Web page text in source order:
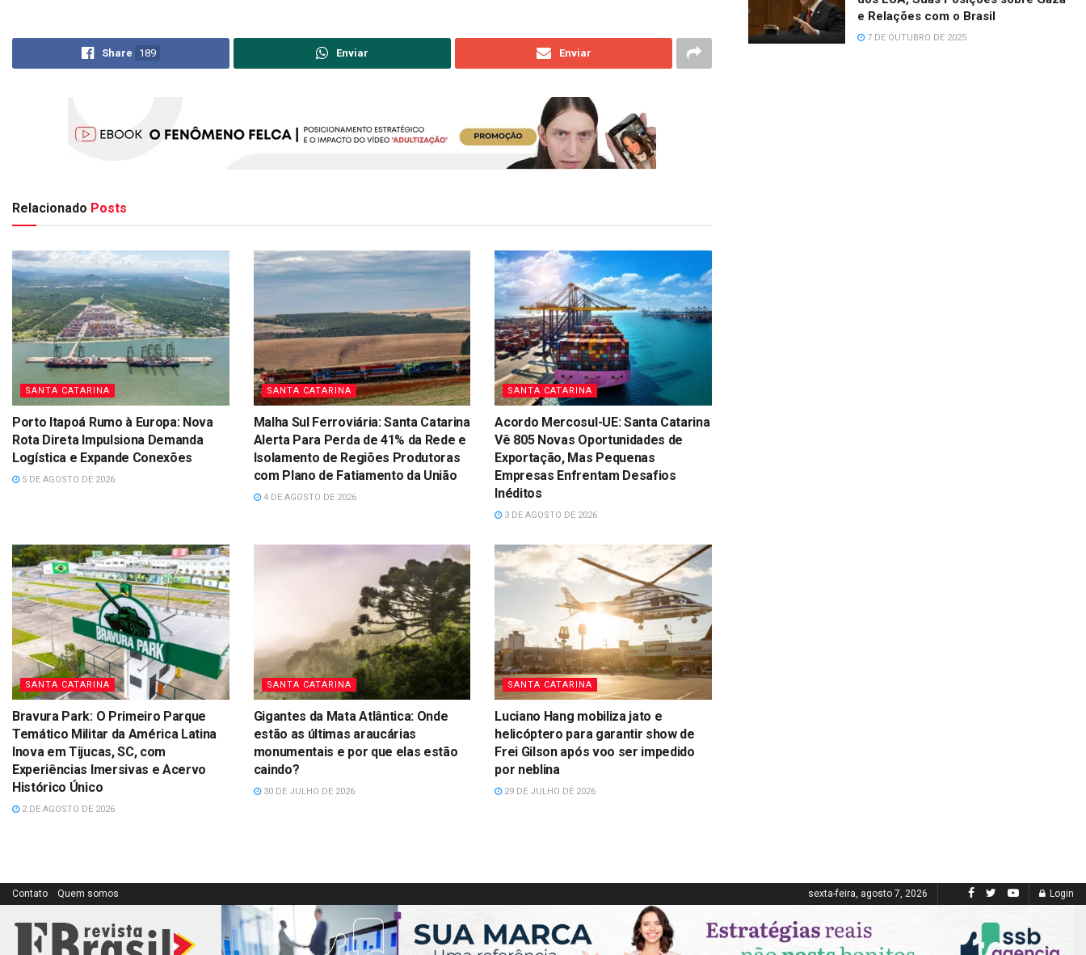
Share 189 Enviar Enviar
Relacionado Posts
SANTA CATARINA
Porto Itapoá Rumo à Europa: Nova
Rota Direta Impulsiona Demanda
Logística e Expande Conexões
5 DE AGOSTO DE 2026
SANTA CATARINA
Malha Sul Ferroviária: Santa Catarina
Alerta Para Perda de 41% da Rede e
Isolamento de Regiões Produtoras
com Plano de Fatiamento da União
4 DE AGOSTO DE 2026
SANTA CATARINA
Acordo Mercosul-UE: Santa Catarina
Vê 805 Novas Oportunidades de
Exportação, Mas Pequenas
Empresas Enfrentam Desafios
Inéditos
3 DE AGOSTO DE 2026
SANTA CATARINA
Bravura Park: O Primeiro Parque
Temático Militar da América Latina
Inova em Tijucas, SC, com
Experiências Imersivas e Acervo
Histórico Único
2 DE AGOSTO DE 2026
SANTA CATARINA
Gigantes da Mata Atlântica: Onde
estão as últimas araucárias
monumentais e por que elas estão
caindo?
30 DE JULHO DE 2026
SANTA CATARINA
Luciano Hang mobiliza jato e
helicóptero para garantir show de
Frei Gilson após voo ser impedido
por neblina
29 DE JULHO DE 2026
e Relações com o Brasil
7 DE OUTUBRO DE 2025
Contato Quem somos sexta-feira, agosto 7, 2026 Login